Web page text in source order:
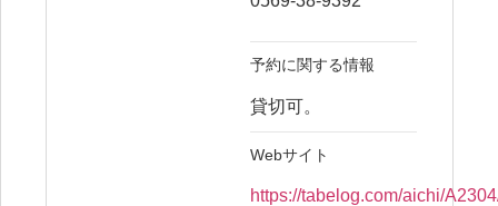
予約に関する情報
貸切可。
Webサイト
https://tabelog.com/aichi/